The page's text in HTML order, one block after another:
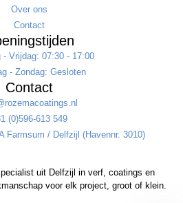
uit Delfzijl in verf, coatings en
voor elk project, groot of klein.
Over ons
Contact
- Vrijdag: 07:30 - 17:00
- Zondag: Gesloten
Contact
(0)596-613 549
Farmsum / Delfzijl (Havennr. 3010)